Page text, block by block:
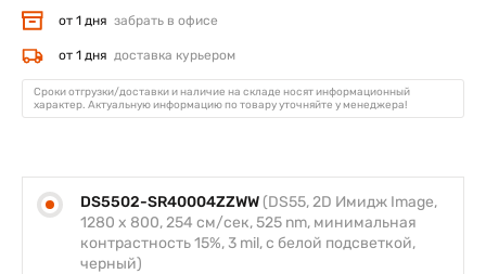
DS5502-SR40004ZZWW (DS55, 2D Имидж Image,
1280 x 800, 254 см/сек, 525 nm, минимальная
контрастность 15%, 3 mil, с белой подсветкой,
черный)
от 1 дня забрать в офисе
от 1 дня доставка курьером
Сроки отгрузки/доставки и наличие на складе носят информационный
характер. Актуальную информацию по товару уточняйте у менеджера!